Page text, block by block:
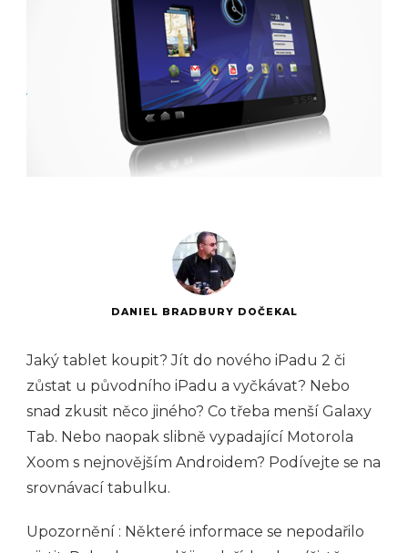
DANIEL BRADBURY DOČEKAL
Jaký tablet koupit? Jít do nového iPadu 2 či
zůstat u původního iPadu a vyčkávat? Nebo
snad zkusit něco jiného? Co třeba menší Galaxy
Tab. Nebo naopak slibně vypadající Motorola
Xoom s nejnovějším Androidem? Podívejte se na
srovnávací tabulku.
Upozornění : Některé informace se nepodařilo